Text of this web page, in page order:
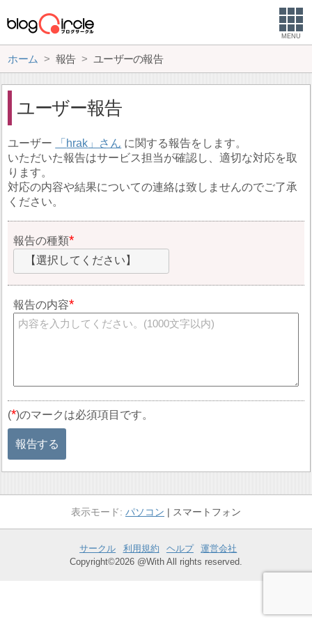
MENU
ホーム 報告 ユーザーの報告
ユーザー報告
ユーザー hrak
に関する報告をします。
いただいた報告はサービス担当が確認し、適切な対応を取
ります。
対応の内容や結果についての連絡は致しませんのでご了承
ください。
報告の種類
【選択してください】
報告の内容
(*)のマークは必須項目です。
報告する
パソコン スマートフォン
サークル 利用規約 ヘルプ
運営会社
Copyright©2026 @With All rights reserved.